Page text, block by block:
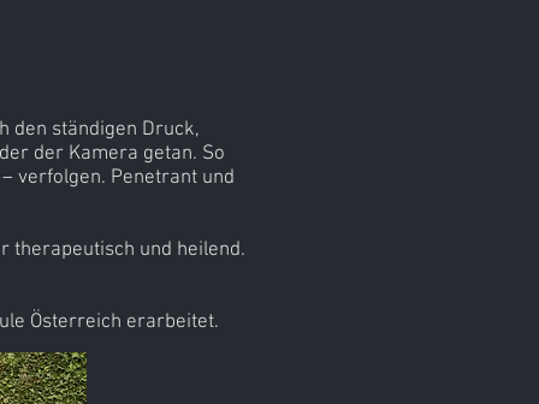
den ständigen Druck,
der Kamera getan. So
verfolgen. Penetrant und
therapeutisch und heilend.
Österreich erarbeitet.